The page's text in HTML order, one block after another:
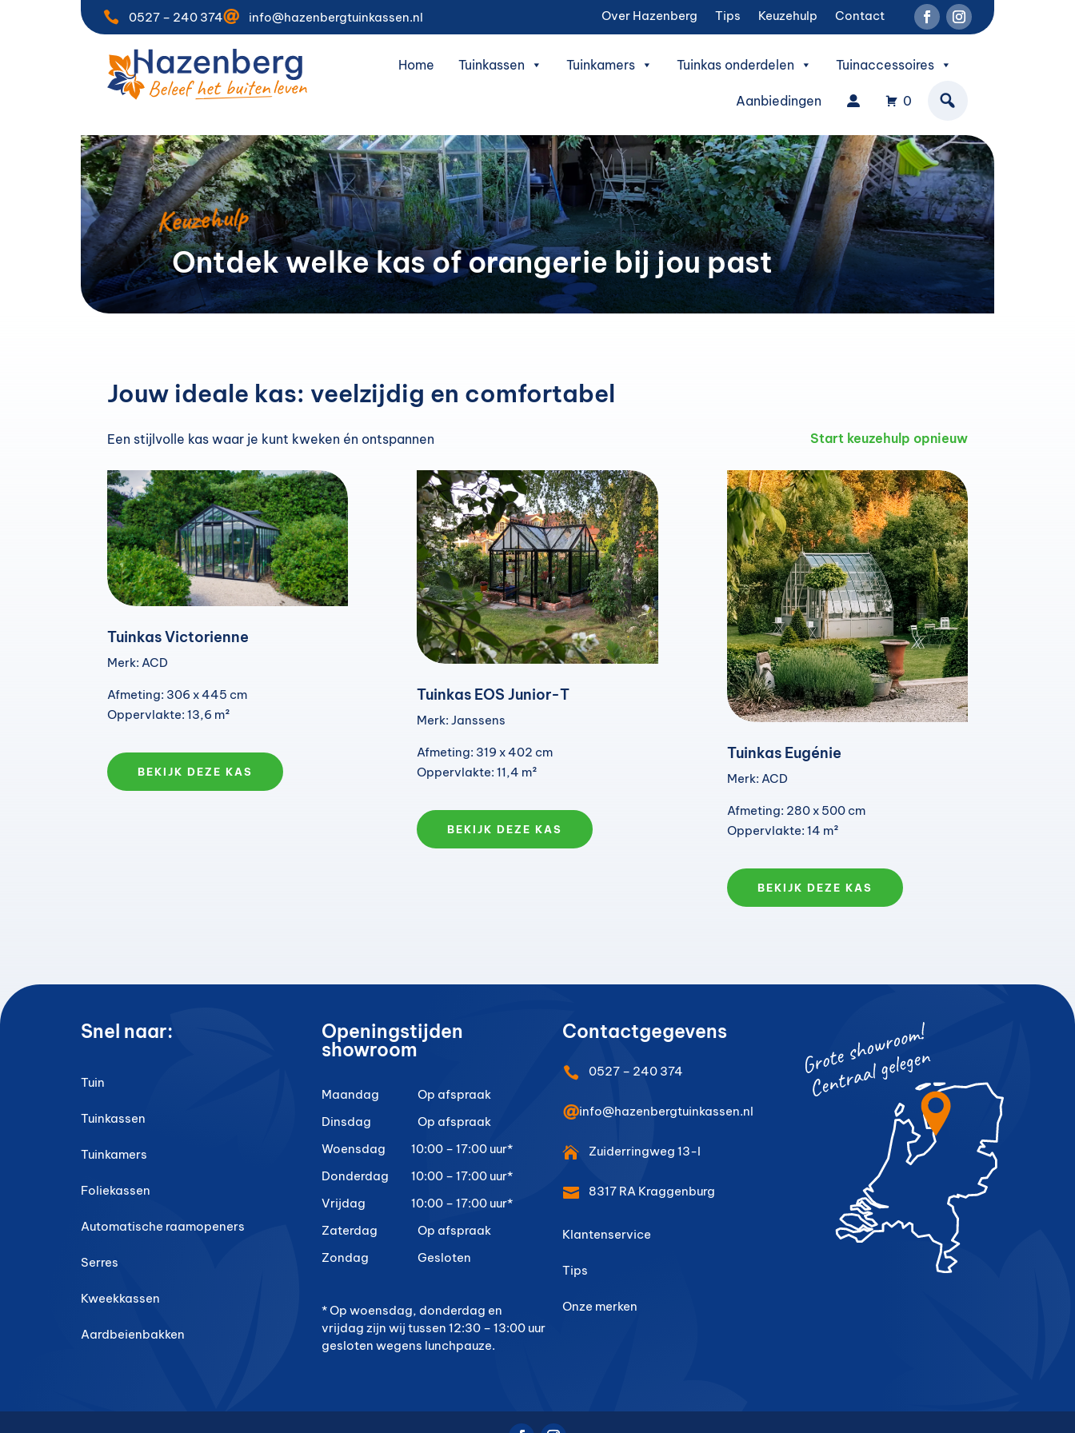
 0527 – 240 374 info@hazenbergtuinkassen.nl Over Hazenberg Tips Keuzehulp Contact
Home Tuinkassen Tuinkamers Tuinkas onderdelen Tuinaccessoires
Aanbiedingen 0
Keuzehulp
Ontdek welke kas of orangerie bij jou past
Jouw ideale kas: veelzijdig en comfortabel
Een stijlvolle kas waar je kunt kweken én ontspannen Start keuzehulp opnieuw
Tuinkas Victorienne
Merk: ACD
Afmeting: 306 x 445 cm
Oppervlakte: 13,6 m²
BEKIJK DEZE KAS
Tuinkas EOS Junior-T
Merk: Janssens
Afmeting: 319 x 402 cm
Oppervlakte: 11,4 m²
BEKIJK DEZE KAS
Tuinkas Eugénie
Merk: ACD
Afmeting: 280 x 500 cm
Oppervlakte: 14 m²
BEKIJK DEZE KAS
Snel naar:
Tuin
Tuinkassen
Tuinkamers
Foliekassen
Automatische raamopeners
Serres
Kweekkassen
Aardbeienbakken
Openingstijden
showroom
Maandag
Op afspraak
Dinsdag
Op afspraak
Woensdag
10:00 – 17:00 uur*
Donderdag
10:00 – 17:00 uur*
Vrijdag
10:00 – 17:00 uur*
Zaterdag
Op afspraak
Zondag
Gesloten
* Op woensdag, donderdag en
vrijdag zijn wij tussen 12:30 – 13:00 uur
gesloten wegens lunchpauze.
Contactgegevens
 0527 – 240 374
info@hazenbergtuinkassen.nl
 Zuiderringweg 13-I
 8317 RA Kraggenburg
Klantenservice
Tips
Onze merken